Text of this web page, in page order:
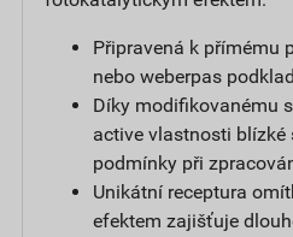
Připravená k přímému
nebo weberpas
Díky modifikovanému
active vlastnosti
podmínky při
Unikátní receptura
efektem zajišťuje